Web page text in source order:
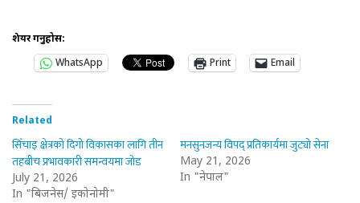
शेयर गर्नुहोस:
WhatsApp
Print Email
Related
सिँचाइ क्षेत्रको दिगो विकासका लागि तीन
तहबीच प्रभावकारी समन्वयमा जोड
July 21, 2026
In "बिजनेस/ इकोनोमी"
मनसुनजन्य विपद् प्रतिकार्यमा जुट्यो सेना
May 21, 2026
In "नेपाल"